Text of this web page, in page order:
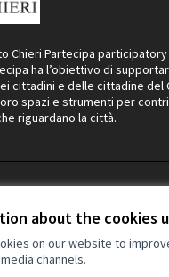
about the cookies
on our website to
channels.
Chieri Partecipa
ha l’obiettivo di
cittadini e delle cittadine del
spazi e strumenti per
riguardano la città.